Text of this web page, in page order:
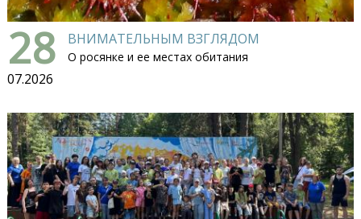
28
07.2026
ВНИМАТЕЛЬНЫМ ВЗГЛЯДОМ
О росянке и ее местах обитания